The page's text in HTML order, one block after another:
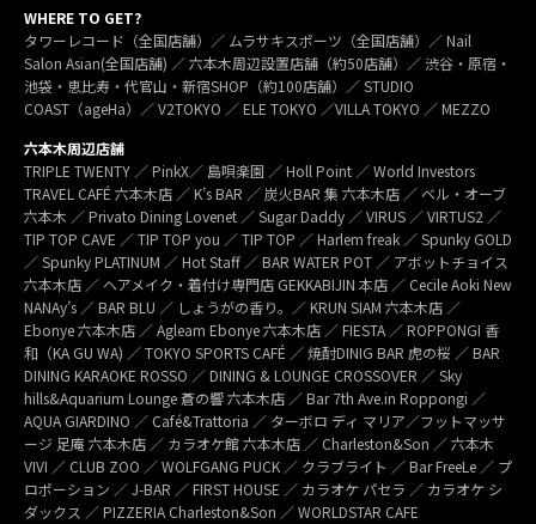
WHERE TO GET?
タワーレコード（全国店舗）／ ムラサキスポーツ（全国店舗）／ Nail
Salon Asian(全国店舗) ／ 六本木周辺設置店舗（約50店舗）／ 渋谷・原宿・
池袋・恵比寿・代官山・新宿SHOP（約100店舗）／ STUDIO
COAST（ageHa）／ V2TOKYO ／ ELE TOKYO ／VILLA TOKYO ／ MEZZO
六本木周辺店舗
TRIPLE TWENTY ／ PinkX／ 島唄楽園 ／ Holl Point ／ World Investors
TRAVEL CAFÉ 六本木店 ／ K’s BAR ／ 炭火BAR 集 六本木店 ／ ベル・オーブ
六本木 ／ Privato Dining Lovenet ／ Sugar Daddy ／ VIRUS ／ VIRTUS2 ／
TIP TOP CAVE ／ TIP TOP you ／ TIP TOP ／ Harlem freak ／ Spunky GOLD
／ Spunky PLATINUM ／ Hot Staff ／ BAR WATER POT ／ アボットチョイス
六本木店 ／ ヘアメイク・着付け専門店 GEKKABIJIN 本店 ／ Cecile Aoki New
NANAy’s ／ BAR BLU ／ しょうがの香り。／ KRUN SIAM 六本木店 ／
Ebonye 六本木店 ／ Agleam Ebonye 六本木店 ／ FIESTA ／ ROPPONGI 香
和（KA GU WA) ／ TOKYO SPORTS CAFÉ ／ 焼酎DINIG BAR 虎の桜 ／ BAR
DINING KARAOKE ROSSO ／ DINING & LOUNGE CROSSOVER ／ Sky
hills&Aquarium Lounge 蒼の響 六本木店 ／ Bar 7th Ave.in Roppongi ／
AQUA GIARDINO ／ Café&Trattoria ／ ターボロ ディ マリア／フットマッサ
ージ 足庵 六本木店 ／ カラオケ館 六本木店 ／ Charleston&Son ／ 六本木
VIVI ／ CLUB ZOO ／ WOLFGANG PUCK ／ クラブライト ／ Bar FreeLe ／ プ
ロポーション ／ J-BAR ／ FIRST HOUSE ／ カラオケ パセラ ／ カラオケ シ
ダックス ／ PIZZERIA Charleston&Son ／ WORLDSTAR CAFE